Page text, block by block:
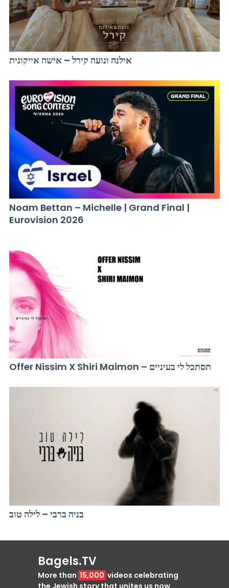
אילנה ונועה קירל – אישה אייקונית
Noam Bettan – Michelle | Grand Final |
Eurovision 2026
Offer Nissim X Shiri Maimon – תסתכל לי בעיניים
בניה ברבי – לילה טוב
Bagels.TV
More than 15,000 videos celebrating
the Jewish story that unites us now.